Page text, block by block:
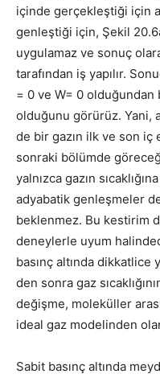
içinde gerçekleştiği için
genleştiği için, Şekil
uygulamaz ve sonuç
tarafından iş yapılır.
= 0 ve W= 0
olduğunu görürüz. Yani,
de bir gazın ilk ve son
sonraki bölümde
yalnızca gazın
adyabatik genleşmeler
beklenmez. Bu kestirim
deneylerle uyum
basınç altında dikkatlice
den sonra gaz
değişme, moleküller
ideal gaz modelinden
Sabit basınç altında